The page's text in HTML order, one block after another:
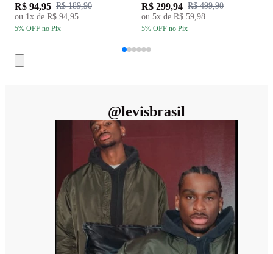
R$ 94,95 R$ 189,90
ou 1 x de R$ 94,95
5% OFF no Pix
R$ 299,94 R$ 499,90
ou 5x de R$ 59,98
5% OFF no Pix
@levisbrasil